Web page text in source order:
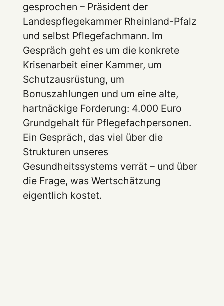
gesprochen – Präsident der
Landespflegekammer Rheinland-Pfalz
und selbst Pflegefachmann. Im
Gespräch geht es um die konkrete
Krisenarbeit einer Kammer, um
Schutzausrüstung, um
Bonuszahlungen und um eine alte,
hartnäckige Forderung: 4.000 Euro
Grundgehalt für Pflegefachpersonen.
Ein Gespräch, das viel über die
Strukturen unseres
Gesundheitssystems verrät – und über
die Frage, was Wertschätzung
eigentlich kostet.